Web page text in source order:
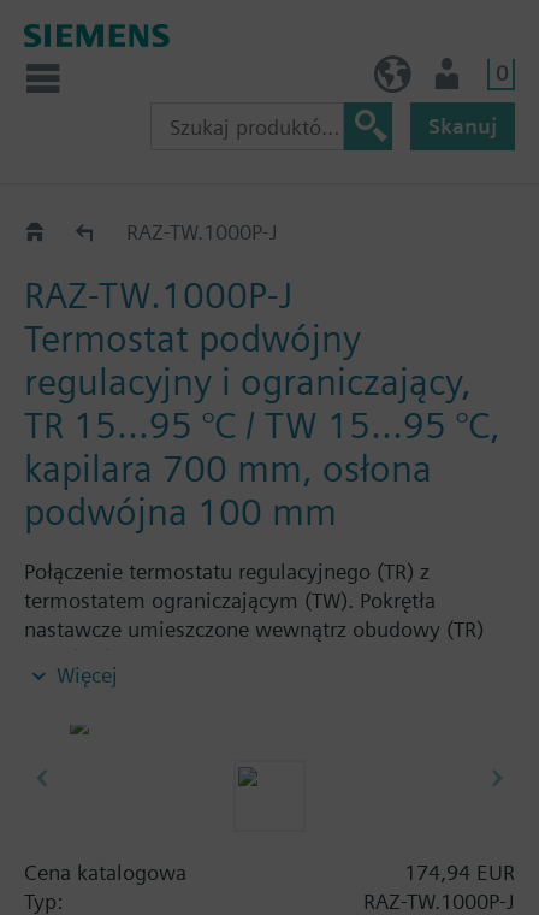
0
Skanuj
RAZ-TW.1..JRAZ-TW.1000P-J
RAZ-TW.1000P-J
Termostat podwójny
regulacyjny i ograniczający,
TR 15...95 °C / TW 15...95 °C,
kapilara 700 mm, osłona
podwójna 100 mm
Połączenie termostatu regulacyjnego (TR) z
termostatem ograniczającym (TW). Pokrętła
nastawcze umieszczone wewnątrz obudowy (TR)
oraz (TW), 2 styki przełączające. Termostat
zanurzeniowy i do zamocowania na ścianie.
Więcej
Cena katalogowa
174,94 EUR
Typ:
RAZ-TW.1000P-J